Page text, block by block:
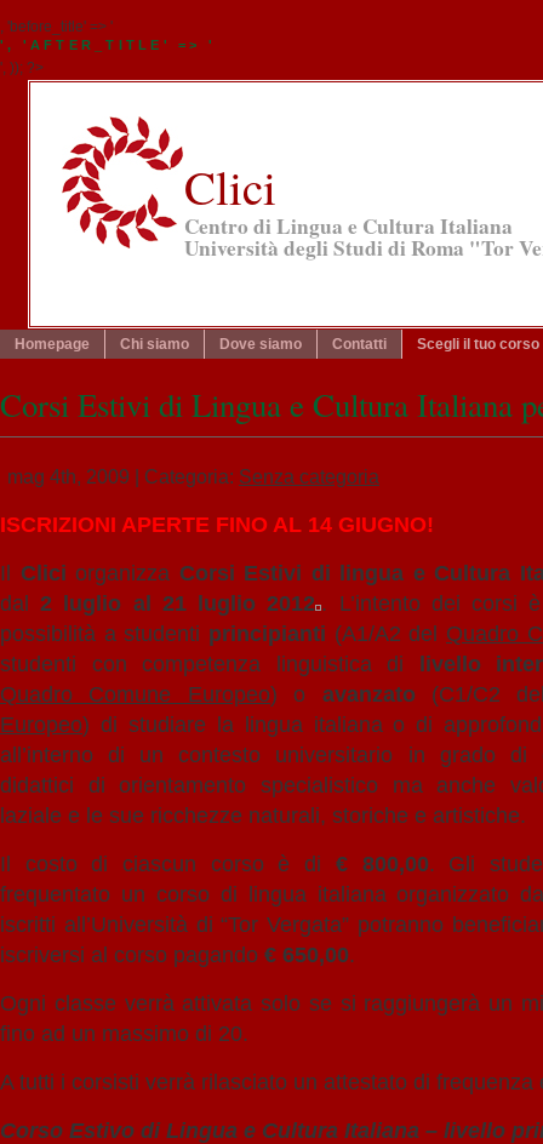
, 'before_title' => '
', 'AFTER_TITLE' => '
', )); ?>
Clici
Centro di Lingua e Cultura Italiana
Università degli Studi di Roma "Tor
Homepage Chi siamo Dove siamo Contatti Scegli il tuo corso
Corsi Estivi di Lingua e Cultura Italiana
mag 4th, 2009 | Categoria: Senza categoria
ISCRIZIONI APERTE FINO AL 14 GIUGNO!
Il Clici organizza Corsi Estivi di lingua e Cultura
dal2 luglio al 21 luglio 2012 . L’intento dei corsi
possibilità a studenti principianti (A1/A2 del Quadro
studenti con competenza linguistica di livello
Quadro Comune Europeo) o avanzato(C1/C2
Europeo) di studiare la lingua italiana o di
all’interno di un contesto universitario in grado di
didattici di orientamento specialistico ma anche
laziale e le sue ricchezze naturali, storiche e artistiche.
Il costo di ciascun corso è di € 800,00. Gli
frequentato un corso di lingua italiana organizzato
iscritti all’Università di “Tor Vergata” potranno
iscriversi al corso pagando € 650,00.
Ogni classe verrà attivata solo se si raggiungerà un
fino ad un massimo di 20.
A tutti i corsisti verrà rilasciato un attestato di frequenza
Corso Estivo di Lingua e Cultura Italiana – livello